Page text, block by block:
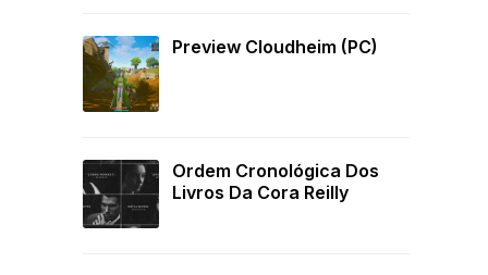
Preview Cloudheim (PC)
Ordem Cronológica Dos
Livros Da Cora Reilly